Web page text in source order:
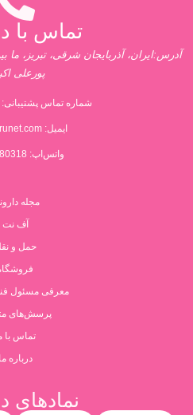
تماس با
آدرس:ایران، آذربایجان شرقی، تبریز، ما
پورعلی
شماره تماس پشتیبانی:
ایمیل:
واتس‌اپ: 09306880318
مجله
آف نت
حمل و
معرفی مسئول
پرسش‌های
تماس با
درباره ما
نمادهای